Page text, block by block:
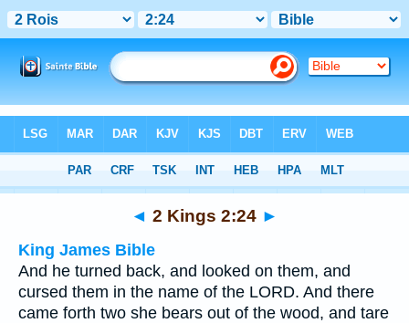
> 2 Kings 2:24
◄ 2 Kings 2:24 ►
King James Bible
And he turned back, and looked on them, and
cursed them in the name of the LORD. And there
came forth two she bears out of the wood, and tare